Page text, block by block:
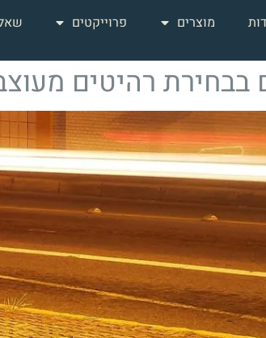
מוצרים פרוייקטים
בבחירת רהיטים